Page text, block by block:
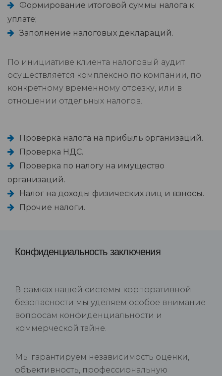
Формирование итоговой суммы налога к
уплате;
Заполнение налоговых деклараций.
По инициативе клиента налоговый аудит
осуществляется комплексно по компании, по
конкретному временному отрезку, или в
отношении отдельных налогов.
Проверка налога на прибыль организаций.
Проверка НДС.
Проверка по налогу на имущество
организаций.
Налог на доходы физических лиц и взносы.
Прочие налоги.
Конфиденциальность заключения
В рамках нашей системы корпоративной
безопасности мы уделяем особое внимание
вопросам конфиденциальности и
коммерческой тайне.
Мы гарантируем независимость оценки,
объективность, профессиональную